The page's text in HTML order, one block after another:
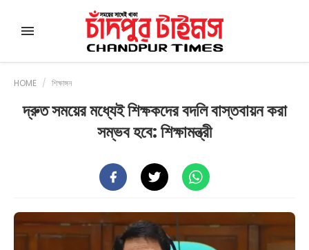
HOME / শিক্ষাঙ্গন
দ্রুত সময়ের মধ্যেই শিক্ষকদের বদলি বাস্তবায়ন করা
সম্ভব হবে: শিক্ষামন্ত্রী